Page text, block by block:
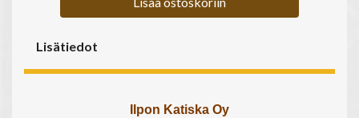
Lisätiedot
Ilpon Katiska Oy